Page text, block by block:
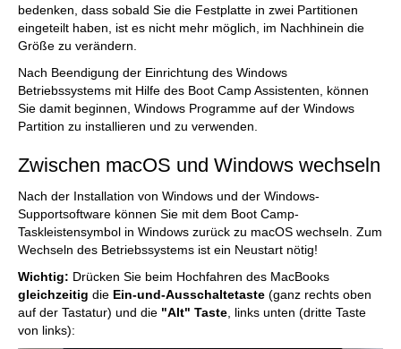
bedenken, dass sobald Sie die Festplatte in zwei Partitionen
eingeteilt haben, ist es nicht mehr möglich, im Nachhinein die
Größe zu verändern.
Nach Beendigung der Einrichtung des Windows
Betriebssystems mit Hilfe des Boot Camp Assistenten, können
Sie damit beginnen, Windows Programme auf der Windows
Partition zu installieren und zu verwenden.
Zwischen macOS und Windows wechseln
Nach der Installation von Windows und der Windows-
Supportsoftware können Sie mit dem Boot Camp-
Taskleistensymbol in Windows zurück zu macOS wechseln. Zum
Wechseln des Betriebssystems ist ein Neustart nötig!
Wichtig: Drücken Sie beim Hochfahren des MacBooks
gleichzeitig die Ein-und-Ausschaltetaste (ganz rechts oben
auf der Tastatur) und die "Alt" Taste , links unten (dritte Taste
von links):